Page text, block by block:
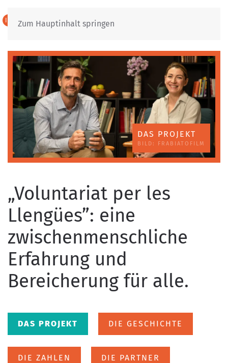
Zum Hauptinhalt springen
IT DE
DAS PROJEKT
BILD: FRABIATOFILM
„Voluntariat per les
Llengües”: eine
zwischenmenschliche
Erfahrung und
Bereicherung für alle.
DAS PROJEKT DIE GESCHICHTE
DIE ZAHLEN DIE PARTNER